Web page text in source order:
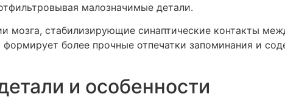
малозначимые детали.
мозга, стабилизирующие синаптические контакты
более прочные отпечатки запоминания и
и особенности